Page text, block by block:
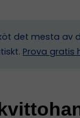
det mesta av
Prova gratis